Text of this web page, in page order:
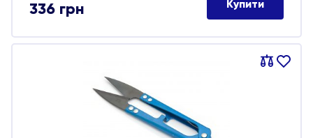
336 грн Купити
Порівняти
В